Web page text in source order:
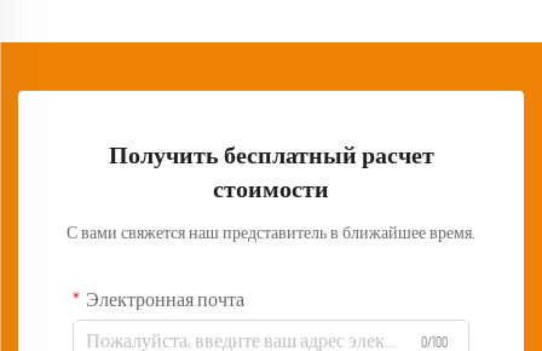
Получить бесплатный расчет
стоимости
С вами свяжется наш представитель в ближайшее время.
Электронная почта
0/100